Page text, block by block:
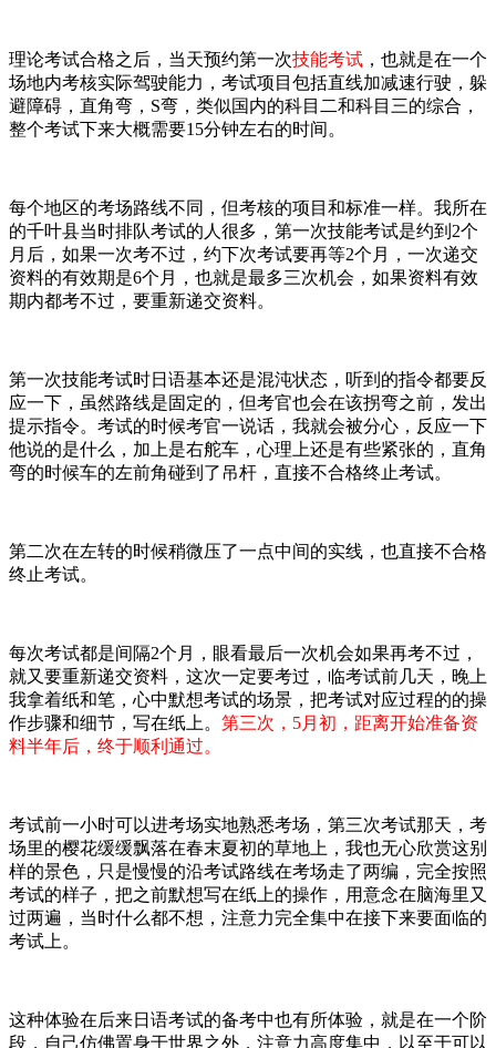
理论考试合格之后，当天预约第一次技能考试 ，也就是在一个
场地内考核实际驾驶能力，考试项目包括直线加减速行驶，躲
避障碍，直角弯，S弯，类似国内的科目二和科目三的综合，
整个考试下来大概需要15分钟左右的时间。
每个地区的考场路线不同，但考核的项目和标准一样。我所在
的千叶县当时排队考试的人很多，第一次技能考试是约到2个
月后，如果一次考不过，约下次考试要再等2个月，一次递交
资料的有效期是6个月，也就是最多三次机会，如果资料有效
期内都考不过，要重新递交资料。
第一次技能考试时日语基本还是混沌状态，听到的指令都要反
应一下，虽然路线是固定的，但考官也会在该拐弯之前，发出
提示指令。考试的时候考官一说话，我就会被分心，反应一下
他说的是什么，加上是右舵车，心理上还是有些紧张的，直角
弯的时候车的左前角碰到了吊杆，直接不合格终止考试。
第二次在左转的时候稍微压了一点中间的实线，也直接不合格
终止考试。
每次考试都是间隔2个月，眼看最后一次机会如果再考不过，
就又要重新递交资料，这次一定要考过，临考试前几天，晚上
我拿着纸和笔，心中默想考试的场景，把考试对应过程的的操
作步骤和细节，写在纸上。 第三次，5月初，距离开始准备资
料半年后，终于顺利通过。
考试前一小时可以进考场实地熟悉考场，第三次考试那天，考
场里的樱花缓缓飘落在春末夏初的草地上，我也无心欣赏这别
样的景色，只是慢慢的沿考试路线在考场走了两编，完全按照
考试的样子，把之前默想写在纸上的操作，用意念在脑海里又
过两遍，当时什么都不想，注意力完全集中在接下来要面临的
考试上。
这种体验在后来日语考试的备考中也有所体验，就是在一个阶
段，自己仿佛置身于世界之外，注意力高度集中，以至于可以